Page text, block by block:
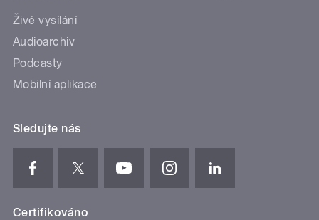
Živé vysílání
Audioarchiv
Podcasty
Mobilní aplikace
Sledujte nás
Certifikováno